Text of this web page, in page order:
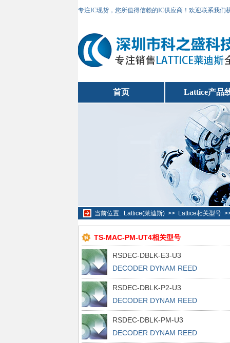
专注IC现货，您所值得信赖的IC供应商！欢迎联系我们
首页 Lattice产品
当前位置: Lattice(莱迪斯)>> Lattice相关型号
TS-MAC-PM-UT4相关型号
RSDEC-DBLK-E3-U3
DECODER DYNAM REED
SOLOMON ECP3
RSDEC-DBLK-P2-U3
DECODER DYNAM REED
SOLOMON ECP2
RSDEC-DBLK-PM-U3
DECODER DYNAM REED